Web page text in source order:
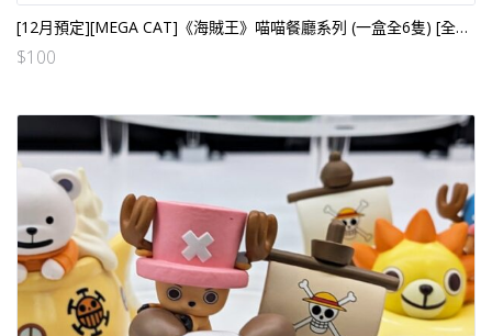
[12月預定][MEGA CAT]《海賊王》喵喵餐廳系列 (一盒全6隻) [全數HK$320/訂金$100]
$100